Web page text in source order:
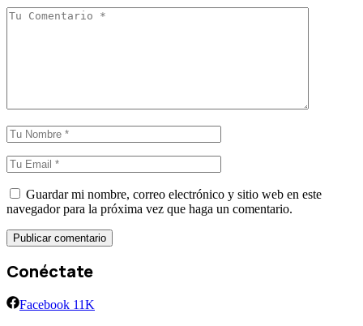
Guardar mi nombre, correo electrónico y sitio web en este
navegador para la próxima vez que haga un comentario.
Conéctate
Facebook 11K